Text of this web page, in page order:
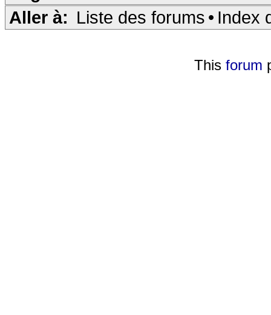
Aller à: Liste des forums • Index
This forum